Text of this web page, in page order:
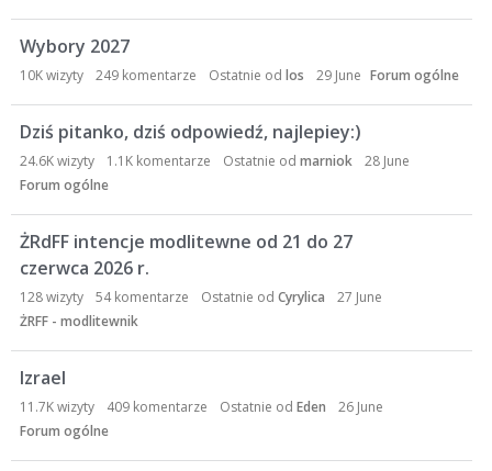
u
s
y
j
n
a
Wybory 2027
10Kwizyty 249 komentarze Ostatnie od los 29 June Forum ogólne
Dziś pitanko, dziś odpowiedź, najlepiey:)
24.6Kwizyty 1.1K komentarze Ostatnie od marniok
28 June
Forum ogólne
ŻRdFF intencje modlitewne od 21 do 27
czerwca 2026 r.
128wizyty 54komentarze Ostatnie od Cyrylica
27 June
ŻRFF - modlitewnik
Izrael
11.7Kwizyty 409 komentarze Ostatnie od Eden
26 June
Forum ogólne